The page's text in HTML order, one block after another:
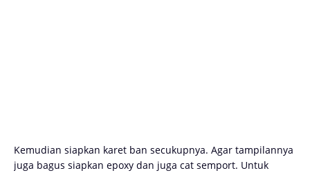
Kemudian siapkan karet ban secukupnya. Agar tampilannya
juga bagus siapkan epoxy dan juga cat semport. Untuk